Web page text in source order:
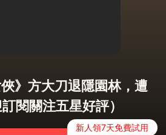
》方大刀退隱園林，遭
閱關注五星好評）
新人領7天免費試用